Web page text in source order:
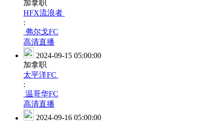
加拿职
HFX流浪者
:
弗尔戈FC
高清直播
2024-09-15 05:00:00
加拿职
太平洋FC
:
温哥华FC
高清直播
2024-09-16 05:00:00